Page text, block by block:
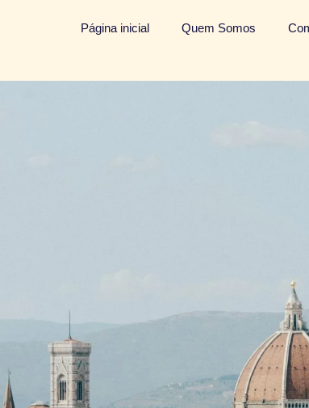
Página inicial Quem Somos